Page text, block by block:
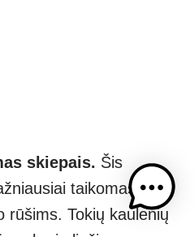
skiepais. Šis
taikomas
rūšims. Tokių kaulenių